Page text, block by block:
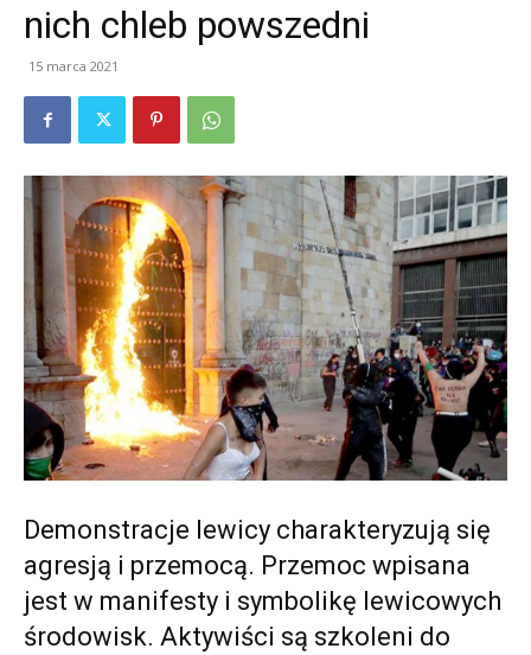
nich chleb powszedni
15 marca 2021
Demonstracje lewicy charakteryzują się
agresją i przemocą. Przemoc wpisana
jest w manifesty i symbolikę lewicowych
środowisk. Aktywiści są szkoleni do